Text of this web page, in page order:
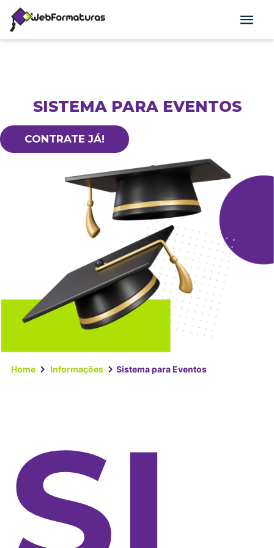
SISTEMA PARA EVENTOS
CONTRATE JÁ!
Home Informações Sistema para Eventos